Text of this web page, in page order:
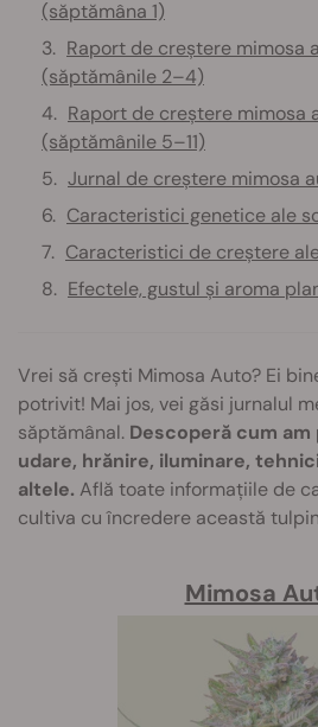
(săptămâna 1)
Raport de creștere mimosa
(săptămânile 2–4)
Raport de creștere mimosa
(săptămânile 5–11)
Jurnal de creștere mimosa
Caracteristici genetice ale
Caracteristici de creștere
Efectele, gustul și aroma
Vrei să crești Mimosa Auto? Ei
potrivit! Mai jos, vei găsi jurnalul
săptămânal. Descoperă cum
udare, hrănire, iluminare,
altele. Află toate informațiile de
cultiva cu încredere această
Mimosa